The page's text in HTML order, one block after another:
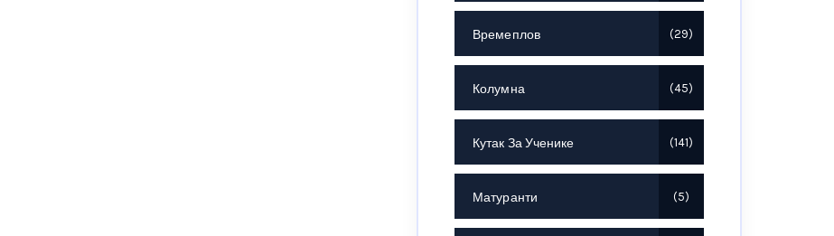
Времеплов 29
Колумна 45
Кутак За Ученике 141
Матуранти 5